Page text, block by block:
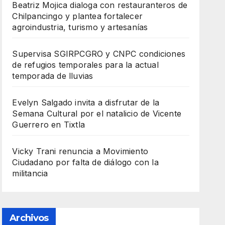
Beatriz Mojica dialoga con restauranteros de
Chilpancingo y plantea fortalecer
agroindustria, turismo y artesanías
Supervisa SGIRPCGRO y CNPC condiciones
de refugios temporales para la actual
temporada de lluvias
Evelyn Salgado invita a disfrutar de la
Semana Cultural por el natalicio de Vicente
Guerrero en Tixtla
Vicky Trani renuncia a Movimiento
Ciudadano por falta de diálogo con la
militancia
Archivos